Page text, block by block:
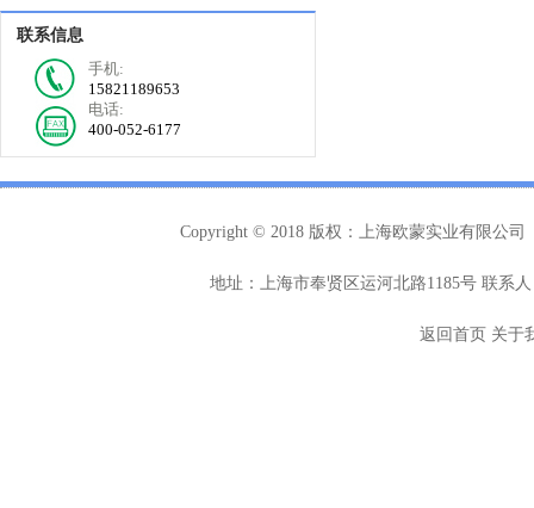
联系信息
手机:
15821189653
电话:
400-052-6177
Copyright © 2018 版权：上海欧蒙实业有限公司
地址：上海市奉贤区运河北路1185号 联系
返回首页 关于